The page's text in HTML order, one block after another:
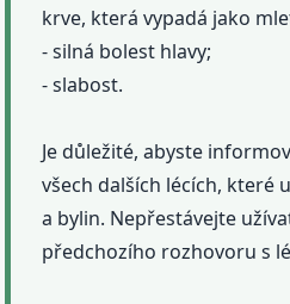
krve, která vypadá jako
- silná bolest hlavy;
- slabost.
Je důležité, abyste
všech dalších lécích, které
a bylin. Nepřestávejte
předchozího rozhovoru s